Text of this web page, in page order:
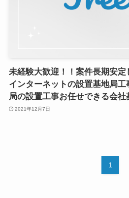
未経験大歓迎！！案件長期安
インターネットの設置基地局
局の設置工事お任せできる会社
2021年12月7日
1